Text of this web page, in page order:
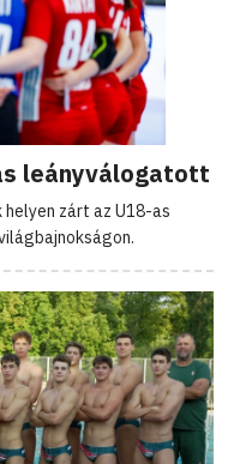
leányválogatott
zárt az U18-as